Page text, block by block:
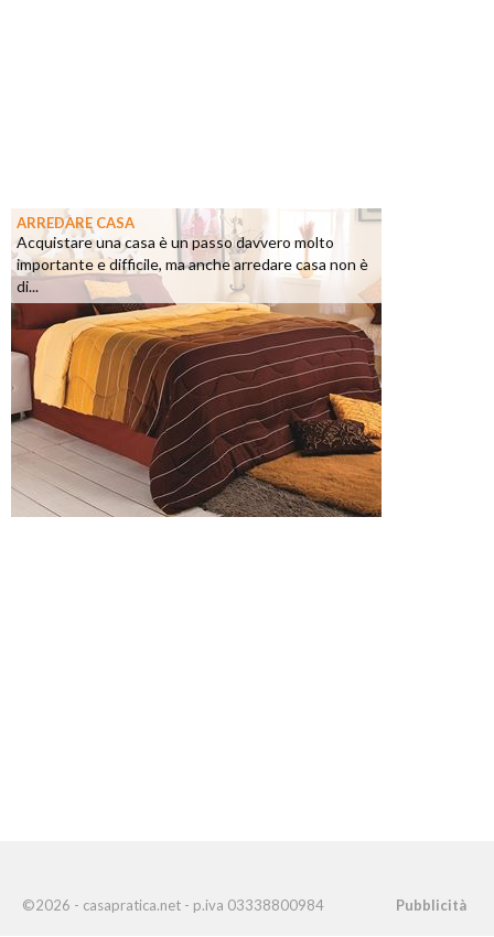
ARREDARE CASA
Acquistare una casa è un passo davvero molto
importante e difficile, ma anche arredare casa non è
di...
©2026 - casapratica.net - p.iva 03338800984 Pubblicità